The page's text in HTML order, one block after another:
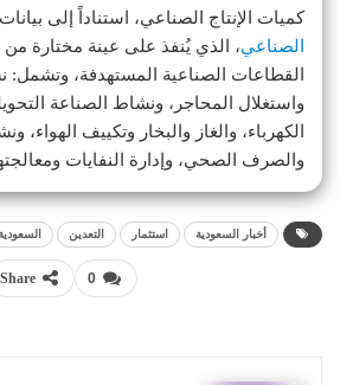
كميات الإنتاج الصناعي، استناداً إلى
الصناعي، الذي يُنفذ على عينة مختارة
القطاعات الصناعية المستهدفة، وتشمل:
واستغلال المحاجر، ونشاط الصناعة
الكهرباء، والغاز والبخار وتكييف الهواء،
والصرف الصحي، وإدارة النفايات
أخبار السعودية استثمار التعدين السعودية
0
Share